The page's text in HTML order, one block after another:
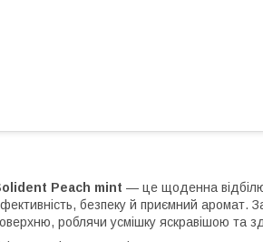
Peach mint — це щоденна
безпеку й приємний аромат.
роблячи усмішку яскравішою та